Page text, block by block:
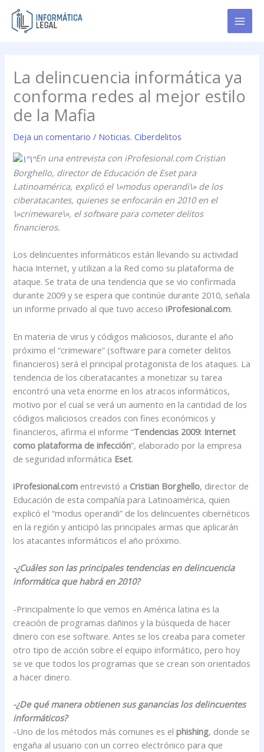
contenido
La delincuencia informática ya
conforma redes al mejor estilo
de la Mafia
Deja un comentario / Noticias. Ciberdelitos
En una entrevista con iProfesional.com Cristian
Borghello, director de Educación de Eset para
Latinoamérica, explicó el \»modus operandi\» de los
ciberatacantes, quienes se enfocarán en 2010 en el
\»crimeware\», el software para cometer delitos
financieros.
Los delincuentes informáticos están llevando su actividad
hacia Internet, y utilizan a la Red como su plataforma de
ataque. Se trata de una tendencia que se vio confirmada
durante 2009 y se espera que continúe durante 2010, señala
un informe privado al que tuvo accesoiProfesional.com.
En materia de virus y códigos maliciosos, durante el año
próximo el “crimeware” (software para cometer delitos
financieros) será el principal protagonista de los ataques. La
tendencia de los ciberatacantes a monetizar su tarea
encontró una veta enorme en los atracos informáticos,
motivo por el cual se verá un aumento en la cantidad de los
códigos maliciosos creados con fines económicos y
financieros, afirma el informe “Tendencias 2009: Internet
como plataforma de infección”, elaborado por la empresa
de seguridad informática Eset.
iProfesional.com entrevistó a Cristian Borghello, director de
Educación de esta compañía para Latinoamérica, quien
explicó el “modus operandi” de los delincuentes cibernéticos
en la región y anticipó las principales armas que aplicarán
los atacantes informáticos el año próximo.
-¿Cuáles son las principales tendencias en delincuencia
informática que habrá en 2010?
-Principalmente lo que vemos en América latina es la
creación de programas dañinos y la búsqueda de hacer
dinero con ese software. Antes se los creaba para cometer
otro tipo de acción sobre el equipo informático, pero hoy
se ve que todos los programas que se crean son orientados
a hacer dinero.
-¿De qué manera obtienen sus ganancias los delincuentes
informáticos?
-Uno de los métodos más comunes es elphishing, donde se
engaña al usuario con un correo electrónico para que